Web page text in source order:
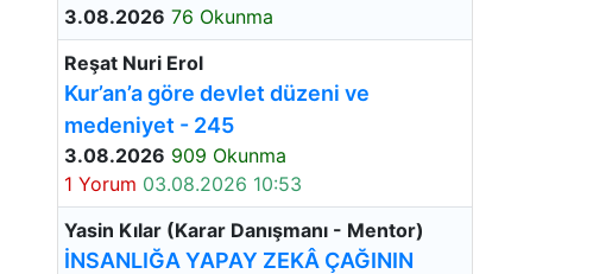
3.08.2026 76 Okunma
Reşat Nuri Erol
Kur’an’a göre devlet düzeni ve
medeniyet - 245
3.08.2026 909 Okunma
1 Yorum 03.08.2026 10:53
Yasin Kılar (Karar Danışmanı - Mentor)
İNSANLIĞA YAPAY ZEKÂ ÇAĞININ